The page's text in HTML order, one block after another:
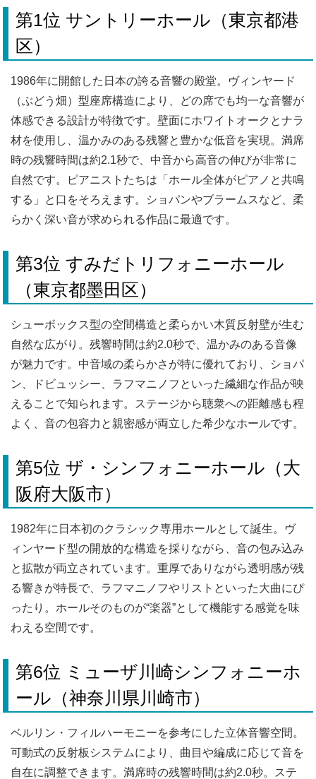
第1位 サントリーホール（東京都港
区）
1986年に開館した日本の誇る音響の殿堂。ヴィンヤード
（ぶどう畑）型座席構造により、どの席でも均一な音響が
体感できる設計が特徴です。壁面にホワイトオークとナラ
材を使用し、温かみのある残響と豊かな低音を実現。満席
時の残響時間は約2.1秒で、中音から高音の伸びが非常に
自然です。ピアニストたちは「ホール全体がピアノと共鳴
する」と口をそろえます。ショパンやブラームスなど、柔
らかく深い音が求められる作品に最適です。
第3位 すみだトリフォニーホール
（東京都墨田区）
シューボックス型の空間構造と柔らかい木質反射壁が生む
自然な広がり。残響時間は約2.0秒で、温かみのある音像
が魅力です。中音域の柔らかさが特に優れており、ショパ
ン、ドビュッシー、ラフマニノフといった繊細な作品が映
えることで知られます。ステージから聴衆への距離感も程
よく、音の包容力と親密感が両立した希少なホールです。
第5位 ザ・シンフォニーホール（大
阪府大阪市）
1982年に日本初のクラシック専用ホールとして誕生。ヴ
ィンヤード型の開放的な構造を採りながら、音の包み込み
と拡散が両立されています。重厚でありながら透明感が残
る響きが特長で、ラフマニノフやリストといった大曲にぴ
ったり。ホールそのものが“楽器”として機能する感覚を味
わえる空間です。
第6位 ミューザ川崎シンフォニーホ
ール（神奈川県川崎市）
ベルリン・フィルハーモニーを参考にした立体音響空間。
可動式の反射板システムにより、曲目や編成に応じて音を
自在に調整できます。満席時の残響時間は約2.0秒。ステ